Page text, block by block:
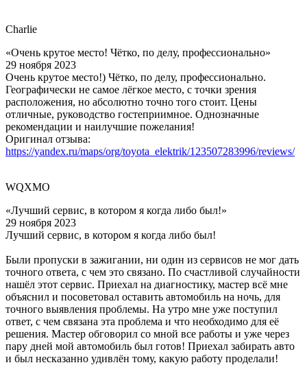
Charlie
«Очень крутое место! Чётко, по делу, профессионально»
29 ноября 2023
Очень крутое место!) Чётко, по делу, профессионально.
Географически не самое лёгкое место, с точки зрения
расположения, но абсолютно точно того стоит. Цены
отличные, руководство гостеприимное. Однозначные
рекомендации и наилучшие пожелания!
Оригинал отзыва:
https://yandex.ru/maps/org/toyota_elektrik/123507283996/reviews/
WQXMO
«Лучший сервис, в котором я когда либо был!»
29 ноября 2023
Лучший сервис, в котором я когда либо был!
Были пропуски в зажигании, ни один из сервисов не мог дать
точного ответа, с чем это связано. По счастливой случайности
нашёл этот сервис. Приехал на диагностику, мастер всё мне
объяснил и посоветовал оставить автомобиль на ночь, для
точного выявления проблемы. На утро мне уже поступил
ответ, с чем связана эта проблема и что необходимо для её
решения. Мастер обговорил со мной все работы и уже через
пару дней мой автомобиль был готов! Приехал забирать авто
и был несказанно удивлён тому, какую работу проделали!